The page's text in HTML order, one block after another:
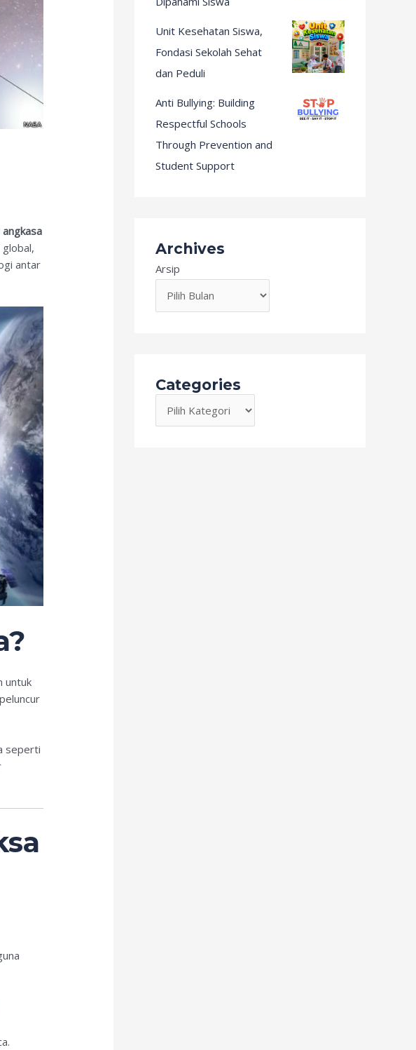
global,
antar
untuk
seperti
Unit Kesehatan Siswa,
Fondasi Sekolah Sehat
dan Peduli
Anti Bullying: Building
Respectful Schools
Through Prevention and
Student Support
Archives
Arsip
Categories